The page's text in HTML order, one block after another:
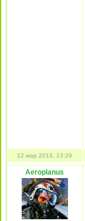
12 мар 2013, 13:29
Aeroplanus